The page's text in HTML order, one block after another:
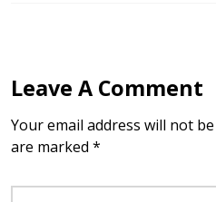
Leave A Comment
Your email address will not
are marked *